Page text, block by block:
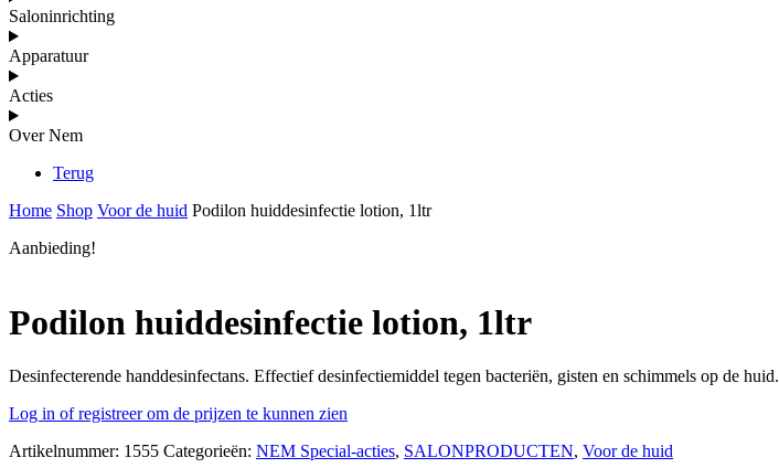
Saloninrichting
Apparatuur
Acties
Over Nem
Terug
Home Shop Voor de huid Podilon huiddesinfectie lotion, 1ltr
Aanbieding!
Podilon huiddesinfectie lotion, 1ltr
Desinfecterende handdesinfectans. Effectief desinfectiemiddel tegen bacteriën, gisten en schimmels op de huid.
Log in of registreer om de prijzen te kunnen zien
Artikelnummer: 1555 Categorieën: NEM Special-acties, SALONPRODUCTEN, Voor de huid